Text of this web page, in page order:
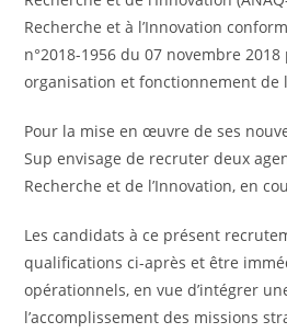
Recherche et à l’Innovation
n°2018-1956 du 07 novembre
organisation et fonctionnement de
Pour la mise en œuvre de ses
Sup envisage de recruter deux
Recherche et de l’Innovation, en
Les candidats à ce présent
qualifications ci-après et être
opérationnels, en vue d’intégrer
l’accomplissement des missions